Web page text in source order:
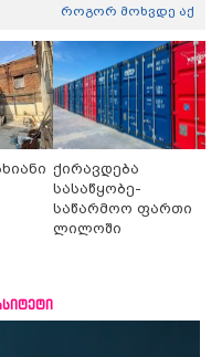
როგორ მოხვდე აქ
ქირავდება
სასაწყობე-
საწარმოო ფართი
ლილოში